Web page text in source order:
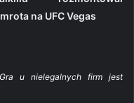
na UFC Vegas
u nielegalnych firm jest